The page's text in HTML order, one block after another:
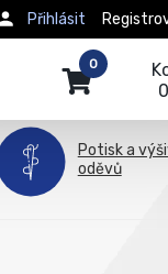
Přihlásit
0
Potisk a
oděvů